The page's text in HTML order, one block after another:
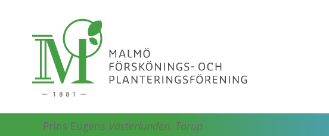
2024 blev staden av de tidigare ägarna erbjudna att
samlingen. Med hjälp av anslag från Föreningen kunde
Anders ZornsPorträtt av Amelie Coyet
Gunnar Wennebergs Porträtt av Henriette Coyet
Prins Eugens Västerlunden, Torup